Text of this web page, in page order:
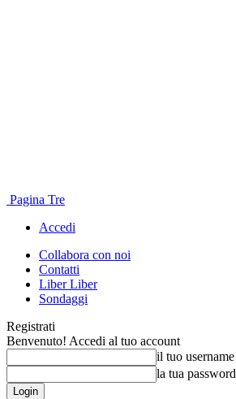
Pagina Tre
Accedi
Collabora con noi
Contatti
Liber Liber
Sondaggi
Registrati
Benvenuto! Accedi al tuo account
il tuo username
la tua password